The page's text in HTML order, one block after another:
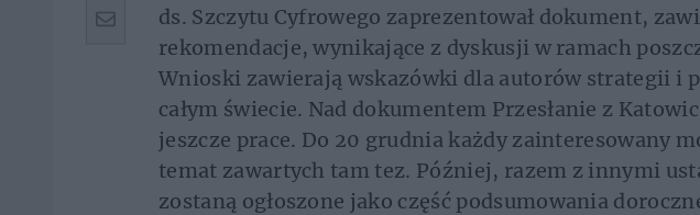
ds. Szczytu Cyfrowego zaprezentował dokument,
rekomendacje, wynikające z dyskusji w ramach
Wnioski zawierają wskazówki dla autorów strategii i
całym świecie. Nad dokumentem Przesłanie z
jeszcze prace. Do 20 grudnia każdy zainteresowany
temat zawartych tam tez. Później, razem z innymi
zostaną ogłoszone jako część podsumowania